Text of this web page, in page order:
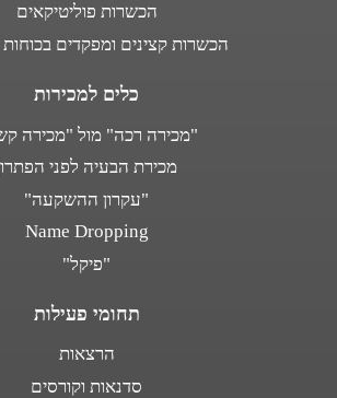
הכשרות פוליטיקאים
הכשרות קצינים ומפקדים בכוחות
כלים למכירות
"מכירה רכה" מול "מכירה
מכירת הבעיה לפני
"עקרון ההשקעה"
Name Dropping
"פיקל"
תחומי פעילות
הרצאות
סדנאות וקורסים